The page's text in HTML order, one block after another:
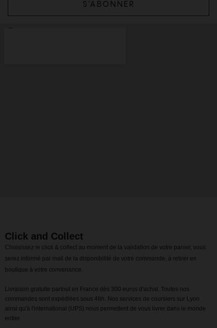
S’ABONNER
Click and Collect
Choisissez le click & collect au moment de la validation de votre panier, vous
serez informé par mail de la disponibilité de votre commande, à retirer en
boutique à votre convenance.
Livraison gratuite partout en France dès 300 euros d'achat. Toutes nos
commandes sont expédiées sous 48h. Nos services de coursiers sur Lyon
ainsi qu'à l'international (UPS) nous permettent de vous livrer dans le monde
entier.